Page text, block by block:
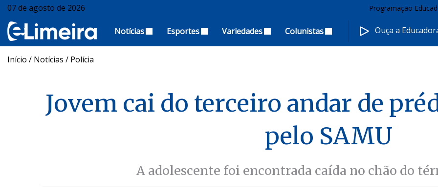
07 de agosto de 2026 Programação
Notícias Esportes Variedades Colunistas Ouça a
Início / Notícias / Polícia
Jovem cai do terceiro andar de
pelo SAMU
A adolescente foi encontrada caída no chão do